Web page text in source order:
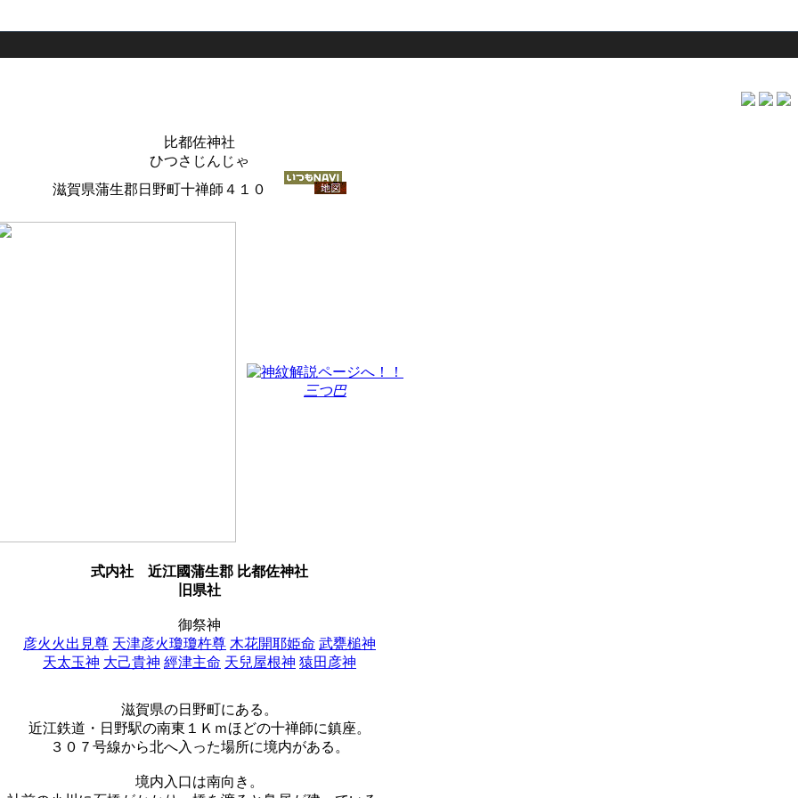
比都佐神社
ひつさじんじゃ
滋賀県蒲生郡日野町十禅師４１０
三つ巴
式内社
近江國蒲生郡 比都佐神社
旧県社
御祭神
彦火火出見尊 天津彦火瓊瓊杵尊 木花開耶姫命 武甕槌神
天太玉神 大己貴神 經津主命 天兒屋根神 猿田彦神
滋賀県の日野町にある。
近江鉄道・日野駅の南東１Ｋｍほどの十禅師に鎮座。
３０７号線から北へ入った場所に境内がある。
境内入口は南向き。